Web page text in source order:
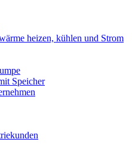
heizen, kühlen und Strom
Speicher